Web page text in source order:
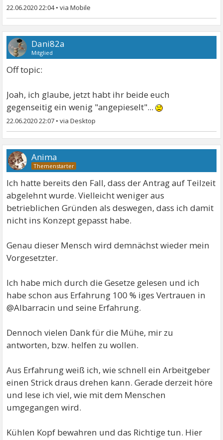
22.06.2020 22:04•
Dani82a
Mitglied
Off topic:
Joah, ich glaube, jetzt habt ihr beide euch
gegenseitig ein wenig "angepieselt"...
22.06.2020 22:07 •
Anima
Ich hatte bereits den Fall, dass der Antrag auf Teilzeit
abgelehnt wurde. Vielleicht weniger aus
betrieblichen Gründen als deswegen, dass ich damit
nicht ins Konzept gepasst habe.
Genau dieser Mensch wird demnächst wieder mein
Vorgesetzter.
Ich habe mich durch die Gesetze gelesen und ich
habe schon aus Erfahrung 100 % iges Vertrauen in
@Albarracin und seine Erfahrung.
Dennoch vielen Dank für die Mühe, mir zu
antworten, bzw. helfen zu wollen.
Aus Erfahrung weiß ich, wie schnell ein Arbeitgeber
einen Strick draus drehen kann. Gerade derzeit höre
und lese ich viel, wie mit dem Menschen
umgegangen wird.
Kühlen Kopf bewahren und das Richtige tun. Hier